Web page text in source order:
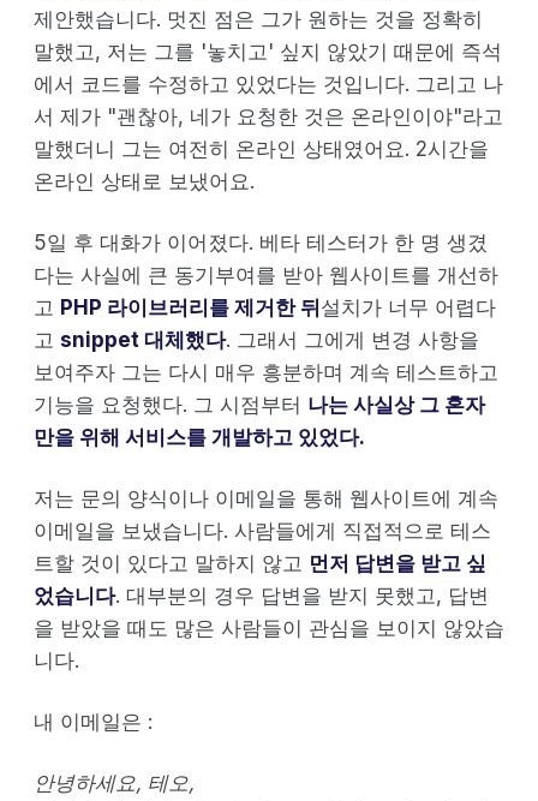
제안했습니다. 멋진 점은 그가 원하는 것을 정확히
말했고, 저는 그를 '놓치고' 싶지 않았기 때문에 즉석
에서 코드를 수정하고 있었다는 것입니다. 그리고 나
서 제가 "괜찮아, 네가 요청한 것은 온라인이야"라고
말했더니 그는 여전히 온라인 상태였어요. 2시간을
온라인 상태로 보냈어요.
5일 후 대화가 이어졌다. 베타 테스터가 한 명 생겼
다는 사실에 큰 동기부여를 받아 웹사이트를 개선하
고 PHP 라이브러리를 제거한 뒤설치가 너무 어렵다
고 snippet 대체했다. 그래서 그에게 변경 사항을
보여주자 그는 다시 매우 흥분하며 계속 테스트하고
기능을 요청했다. 그 시점부터 나는 사실상 그 혼자
만을 위해 서비스를 개발하고 있었다.
저는 문의 양식이나 이메일을 통해 웹사이트에 계속
이메일을 보냈습니다. 사람들에게 직접적으로 테스
트할 것이 있다고 말하지 않고 먼저 답변을 받고 싶
었습니다. 대부분의 경우 답변을 받지 못했고, 답변
을 받았을 때도 많은 사람들이 관심을 보이지 않았습
니다.
내 이메일은 :
안녕하세요, 테오,